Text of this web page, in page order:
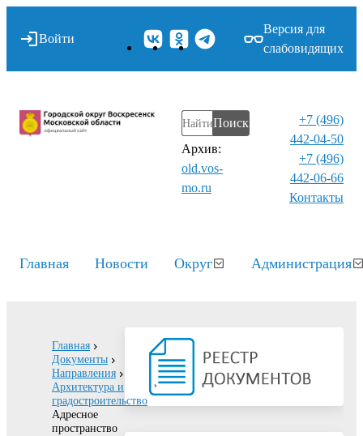
Войти
Версия для
слабовидящих
Поиск
Архив:
old.vos-
mo.ru
+7 (496)
442-04-50
+7 (496)
442-06-66
Контакты⁠
Главная Новости Округ Администрация
Главная
Документы
Направления
Архитектура и
градостроительство
Адресное
пространство